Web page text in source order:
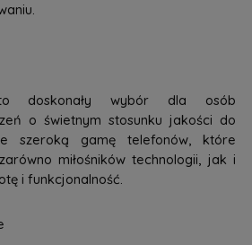
doskonały wybór dla osób
o świetnym stosunku jakości do
szeroką gamę telefonów, które
miłośników technologii, jak i
i funkcjonalność.